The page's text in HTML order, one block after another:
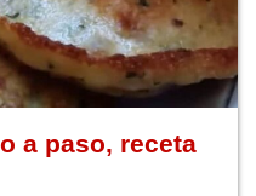
a paso, receta